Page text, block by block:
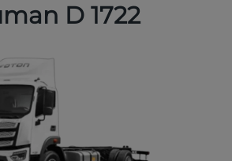
D 1722